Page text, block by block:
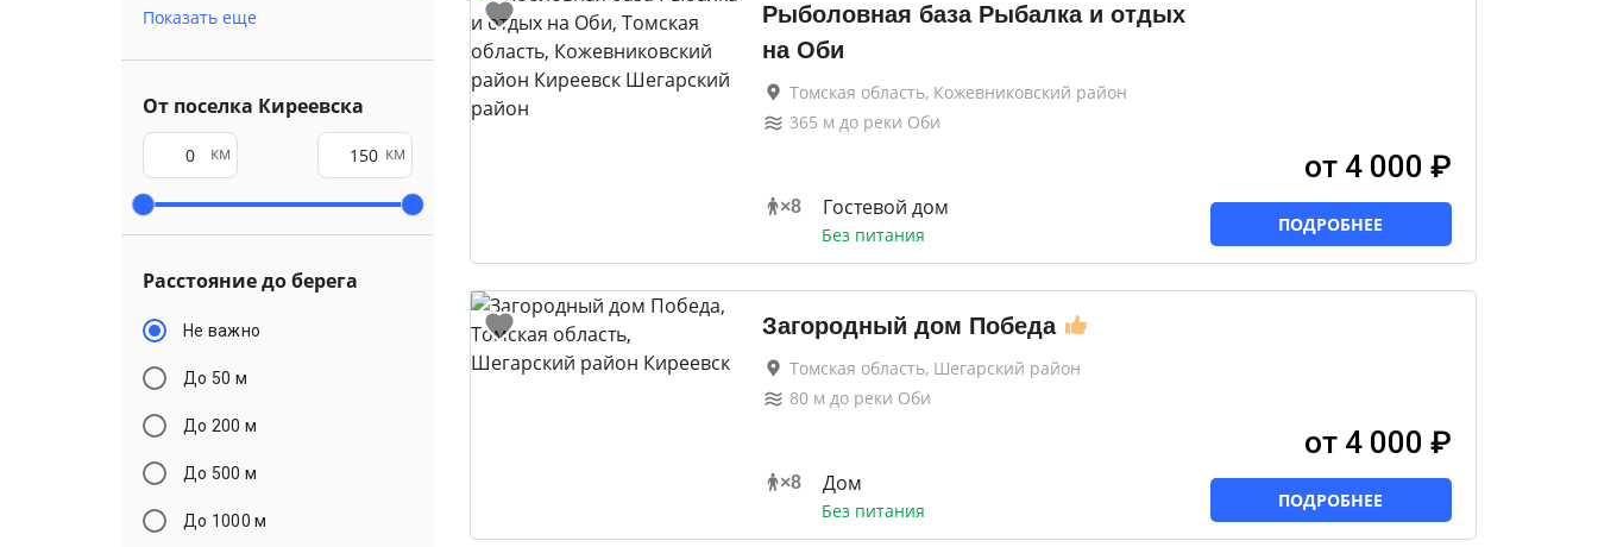
Показать еще
От поселка Киреевска
км км
Расстояние до берега
Не важно
До 50 м
До 200 м
До 500 м
До 1000 м
Рыболовная база Рыбалка и отдых
на Оби
Томская область, Кожевниковский район
365 м до реки Оби
×8 Гостевой дом
Без питания
от 4 000 ₽
ПОДРОБНЕЕ
Загородный дом Победа
Томская область, Шегарский район
80м до реки Оби
×8 Дом
Без питания
от 4 000 ₽
ПОДРОБНЕЕ